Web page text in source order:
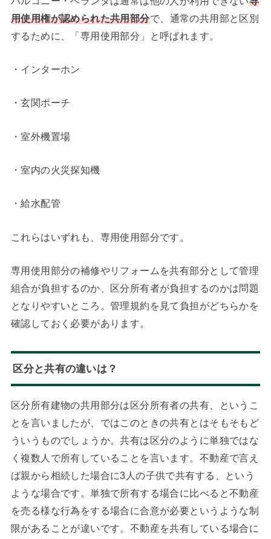
用使用権が認められた共用部分で、通常の共用部と区別
するために、「専用使用部分」と呼ばれます。
・インターホン
・玄関ポーチ
・室外機置場
・室内の火災探知機
・給水配管
これらはいずれも、専用使用部分です。
専用使用部分の補修やリフォームを共有部分として管理
組合が負担するのか、区分所有者が負担するのかは問題
となりやすいところ。管理規約を見て負担がどちらかを
確認しておく必要があります。
区分と共有の違いは？
区分所有建物の共用部分は区分所有者の共有、というこ
とを言いましたが、ではこのときの共有とはそもそもど
ういうものでしょうか。共有は区分のように単独ではな
く複数人で所有していることを言います。不動産で言え
ば親から相続した場合に3人の子供で共有する、という
ような場合です。単独で所有する場合に比べると不動産
を売る様な行為をする場合に合意が必要というような制
限があることが違いです。不動産を共有している場合に